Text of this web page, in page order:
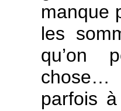
manque
les
qu’on
chose…
parfois